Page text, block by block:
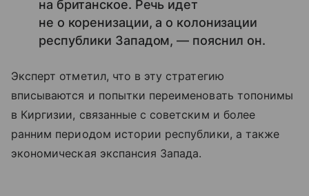
на британское. Речь идет
не о коренизации, а о колонизации
республики Западом, — пояснил он.
Эксперт отметил, что в эту стратегию
вписываются и попытки переименовать топонимы
в Киргизии, связанные с советским и более
ранним периодом истории республики, а также
экономическая экспансия Запада.